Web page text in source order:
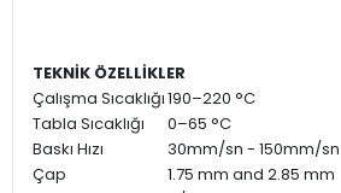
TEKNİK ÖZELLİKLER
Çalışma Sıcaklığı190–220 °C
Tabla Sıcaklığı
0–65 °C
Baskı Hızı
30mm/sn - 150mm/sn
Çap
1.75 mm and 2.85 mm